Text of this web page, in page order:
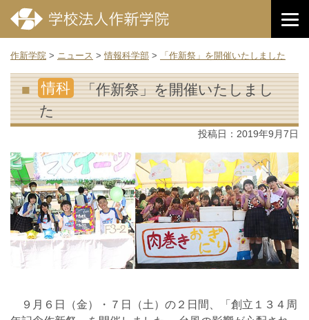
作新学院 > ニュース >情報科学部 > 「作新祭」を開催いたしました
情科
「作新祭」を開催いたしまし
た
投稿日： 2019年9月7日
９月６日（金）・７日（土）の２日間、「創立１３４周